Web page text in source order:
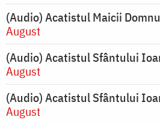
(Audio) Acatistul Maicii
August
(Audio) Acatistul Sfântului
August
(Audio) Acatistul Sfântului
August